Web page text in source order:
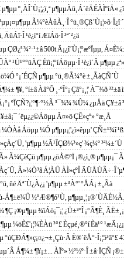
µ¶µµ º¸ÀÎ´Ù¡¦¿ï¸ª µ¶µµÀü¸Á´ëÄÉÀÌºíÄ«
Ã¼°èÀûÀ¸·Î °ü¸®Çß´Ù¡¦»õ·Î¿î
ÄûÁî·Î ¹è¿ì°í ÆíÁö·Î ³ª´²¿ä
ÇØ¿ª ¾²·¹±â 500t Ä¡¿î´Ù¡¦°æºÏµµ,
¹Ú¹°°üÀÇ Èû¡¦°íÁöµµ·Î ¹è¿ì´Â µ¶µµ
°¡´ÉÇÑ µ¶µµ °ü¸®Ã¼°è ±¸ÃàÇÑ´Ù
¶¥, °í±â Àâ°Ô ¸·ºÎ°¡ Çã°¡¸¦' À¯¾ð ³²±ä
ºÏÇÑ?¡¦°¶·°½Ã ³¯¾¾ ¾Û¼­ ¿µÅä Ç¥±â
´ëµ¿¿©Áöµµ Ã¤»ö ÇÊ»çº» °æ¸Å
¼ÒÀå Áöµµ ¼Ó µ¶µµ¡¦'¿ì»êµµ' ÇÑ±¹¾î
'µ¶µµ ½Ã¹ÎÇØ¼³»ç' ¾ç¼º ³ª¼±´Ù
Ã¼ÇèÇü µ¶µµ ¿öÅ©ºÏ ¡®¿ì¸® µ¶µµ¡¯
Ã»¼Ò³â Á¦ÀÛ ÀÌ»çºÎ ÄÜÅÙÃ÷·Î
ñé Äª´Ù¿À¿¡ 'µ¶µµ ±³À°' °ÅÁ¡ ±¸Ãà
Á¶±ë¾Û ½ºÆ®¶ó¹Ù, µ¶µµ¸¦
¶Ç ¡®µ¶µµ ¾ïÁö¡¯¡¦ ¿Ü±³ºÎ ¡°Ã¶È¸
¼öÈ£'¡¦¾ÈÀü ³­°£ Èçµé¸®°í Èä¹°
°úÇÐÁ¶»ç¡¤¿¬±¸Çù·Â È®´ëÅ°·Î¡¦5³â°£
Á¶¼± ¶¥¡±... ÀÏº» ½º½º·Î ±â·ÏÇÑ